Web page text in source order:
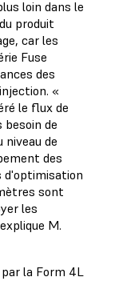
loin dans le
produit
car les
Fuse
des
«
le flux de
besoin de
de
des
d'optimisation
sont
les
M.
la Form 4L